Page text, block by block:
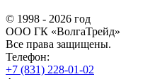
© 1998 - 2026 год
ООО ГК «ВолгаТрейд»
Все права защищены.
Телефон:
+7 (831) 228-01-02